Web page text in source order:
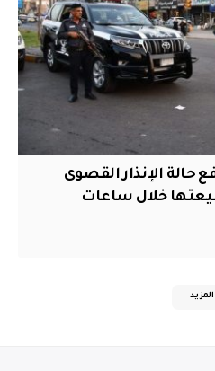
الإنذار القصوى
خلال ساعات
المزيد